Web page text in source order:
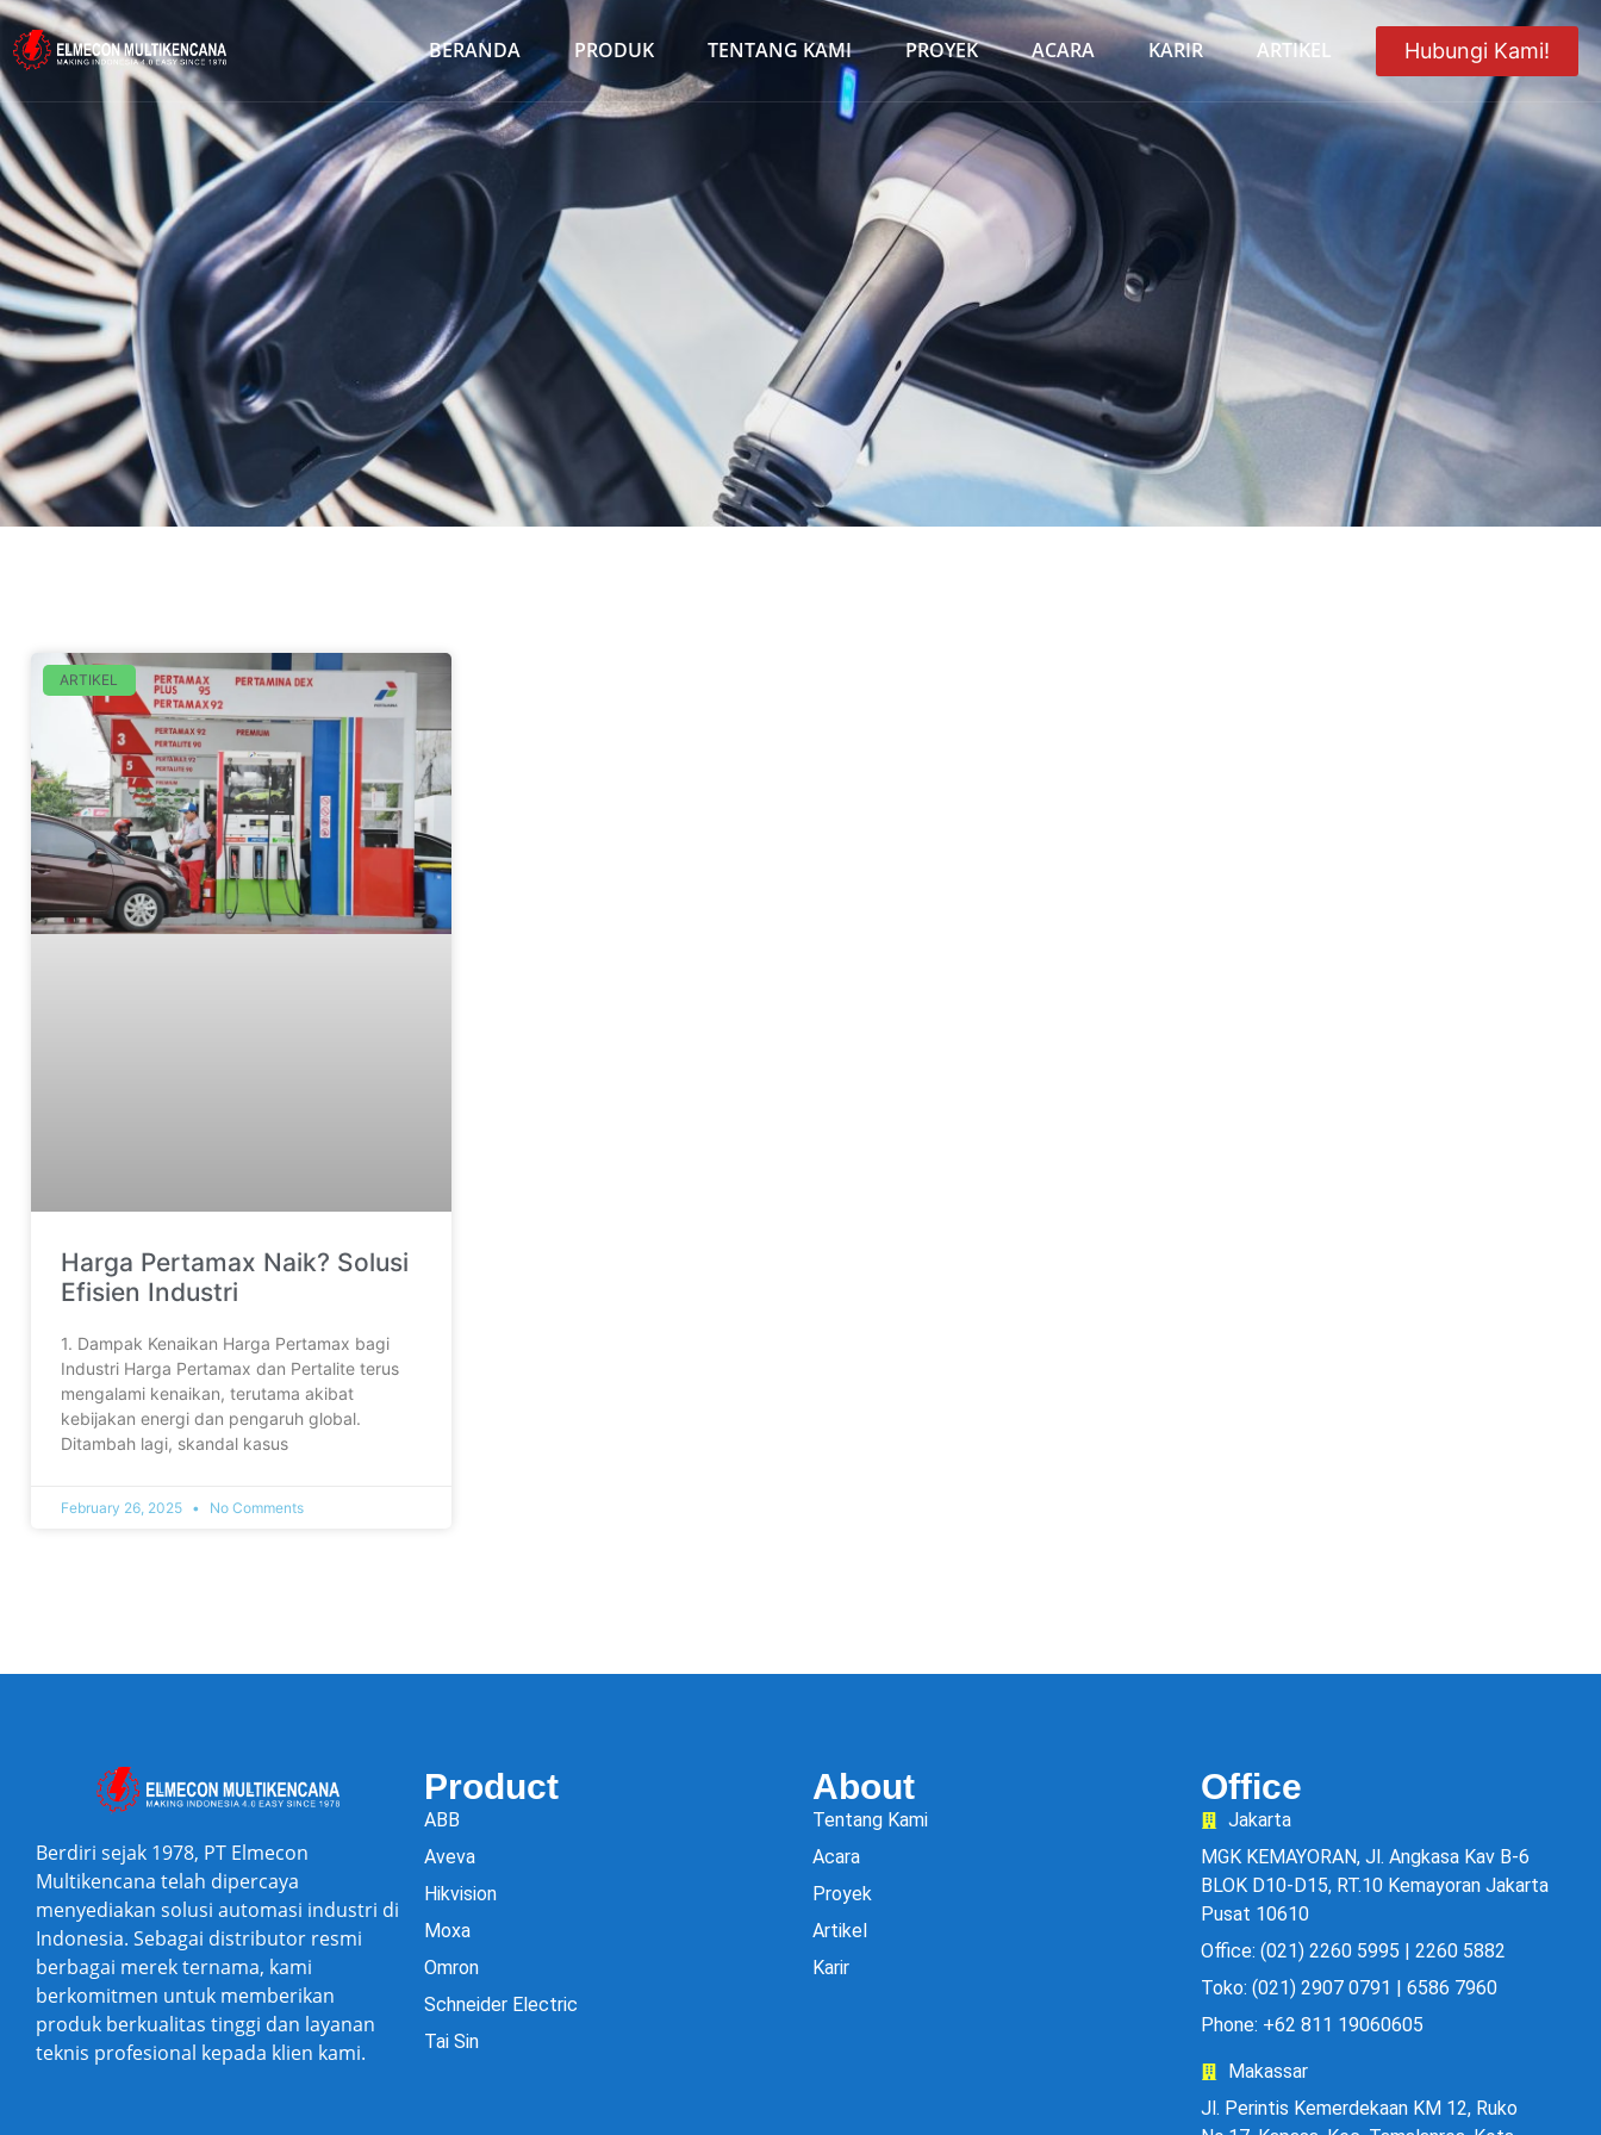
BERANDA PRODUK TENTANG KAMI PROYEK ACARA KARIR ARTIKEL Hubungi Kami!
ARTIKEL
Harga Pertamax Naik? Solusi
Efisien Industri
1. Dampak Kenaikan Harga Pertamax bagi
Industri Harga Pertamax dan Pertalite terus
mengalami kenaikan, terutama akibat
kebijakan energi dan pengaruh global.
Ditambah lagi, skandal kasus
February 26, 2025 No Comments
Berdiri sejak 1978, PT Elmecon
Multikencana telah dipercaya
menyediakan solusi automasi industri di
Indonesia. Sebagai distributor resmi
berbagai merek ternama, kami
berkomitmen untuk memberikan
produk berkualitas tinggi dan layanan
teknis profesional kepada klien kami.
Product
ABB
Aveva
Hikvision
Moxa
Omron
Schneider Electric
Tai Sin
About
Tentang Kami
Acara
Proyek
Artikel
Karir
Office
Jakarta
MGK KEMAYORAN, Jl. Angkasa Kav B-6
BLOK D10-D15, RT.10 Kemayoran Jakarta
Pusat 10610
Office: (021) 2260 5995 | 2260 5882
Toko: (021) 2907 0791 | 6586 7960
Phone: +62 811 19060605
Makassar
Jl. Perintis Kemerdekaan KM 12, Ruko